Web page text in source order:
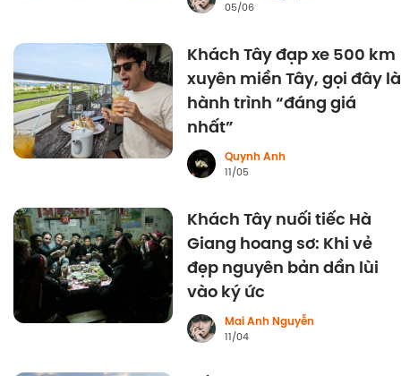
05/06
Khách Tây đạp xe 500 km
xuyên miền Tây, gọi đây là
hành trình “đáng giá
nhất”
Quynh Anh
11/05
Khách Tây nuối tiếc Hà
Giang hoang sơ: Khi vẻ
đẹp nguyên bản dần lùi
vào ký ức
Mai Anh Nguyễn
11/04